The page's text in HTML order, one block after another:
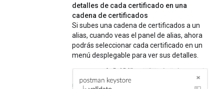
detalles de cada certificado en una
cadena de certificados
Si subes una cadena de certificados a un
alias, cuando veas el panel de alias, ahora
podrás seleccionar cada certificado en un
menú desplegable para ver sus detalles.